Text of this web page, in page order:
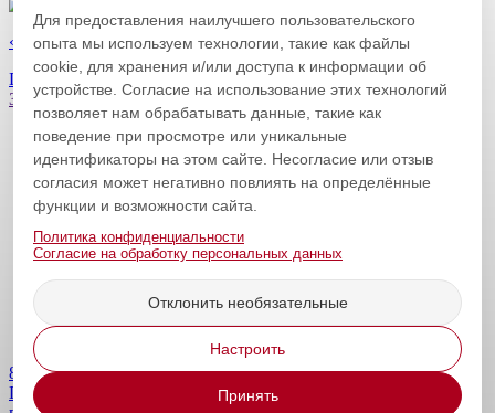
«Стол обеденный раскладной»
По запросу
Купить
Загрузить еще Свернуть
Главная
Мебель на заказ
Услуги
Доставка и оплата
Новости|статьи
Контакты
Акционные товары
8 800 600 15 66 8 (8453) 74-31-41 Emkor-mebel@mail.ru
Политика конфиденциальности Согласие на обработку
Для предоставления наилучшего пользовательского
опыта мы используем технологии, такие как файлы
cookie, для хранения и/или доступа к информации об
устройстве. Согласие на использование этих технологий
позволяет нам обрабатывать данные, такие как
поведение при просмотре или уникальные
идентификаторы на этом сайте. Несогласие или отзыв
согласия может негативно повлиять на определённые
функции и возможности сайта.
Политика конфиденциальности
Согласие на обработку персональных данных
Отклонить необязательные
Настроить
Принять